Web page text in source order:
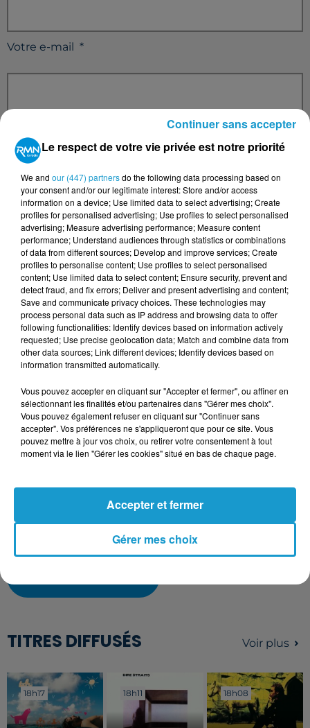
Votre e-mail *
Votre message*
Taille maximum : 500 caractères
Votre CV
L'upload de fichier est limité à 2Mo pour les images et PDF et 5Mo
pour les audios.
Votre lettre de motivation
L'upload de fichier est limité à 2Mo pour les images et PDF et 5Mo
TITRES DIFFUSÉS Voir plus
18h17
18h17 18h11
18h11 18h08
18h08
Le respect de votre vie privée est notre priorité
We and our (447) partnersdo the following data processing based on
your consent and/or our legitimate interest: Store and/or access
information on a device; Use limited data to select advertising; Create
profiles for personalised advertising; Use profiles to select personalised
advertising; Measure advertising performance; Measure content
performance; Understand audiences through statistics or combinations
of data from different sources; Develop and improve services; Create
profiles to personalise content; Use profiles to select personalised
content; Use limited data to select content; Ensure security, prevent and
detect fraud, and fix errors; Deliver and present advertising and content;
Save and communicate privacy choices. These technologies may
process personal data such as IP address and browsing data to offer
following functionalities: Identify devices based on information actively
requested; Use precise geolocation data; Match and combine data from
other data sources; Link different devices; Identify devices based on
information transmitted automatically.
Vous pouvez accepter en cliquant sur "Accepter et fermer", ou affiner en
sélectionnant les finalités et/ou partenaires dans "Gérer mes choix".
Vous pouvez également refuser en cliquant sur "Continuer sans
accepter". Vos préférences ne s'appliqueront que pour ce site. Vous
pouvez mettre à jour vos choix, ou retirer votre consentement à tout
moment via le lien "Gérer les cookies" situé en bas de chaque page.
Gérer mes choix
Accepter et fermer
Continuer sans accepter